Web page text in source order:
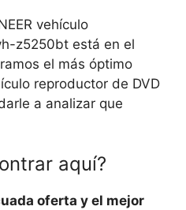
vehículo
z5250bt está en el
el más óptimo
reproductor de DVD
a analizar que
aquí?
oferta y el mejor